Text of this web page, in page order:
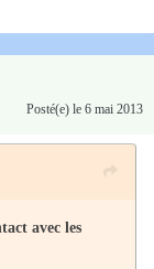
Posté(e) le 6 mai 2013
avec les